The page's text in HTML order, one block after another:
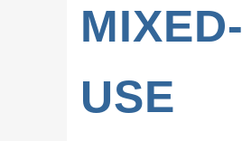
MIXED-
USE